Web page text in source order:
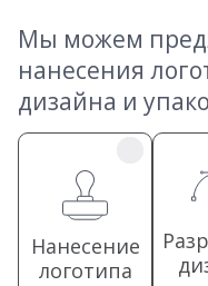
Мы можем
нанесения
дизайна и
Нанесение
логотипа